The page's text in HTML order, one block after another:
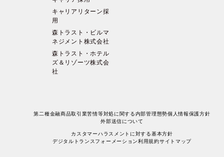
キャリアリターン採
用
森トラスト・ビルマ
ネジメント株式会社
森トラスト・ホテル
ズ＆リゾーツ株式会
社
第二種金融商品取引業苦情等対処に関する内部管理態勢個人情報保護方針
外部送信について
カスタマーハラスメントに対する基本方針
デジタルトランスフォーメーション利用規約サイトマップ